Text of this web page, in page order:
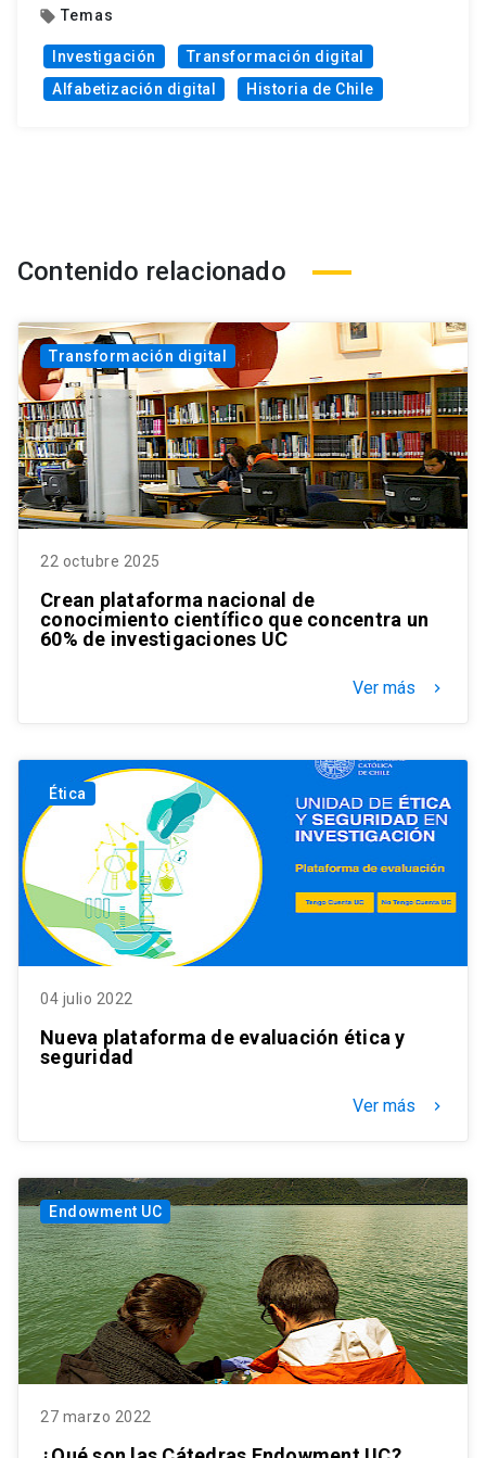
local_offer Temas
Investigación
Transformación digital
Alfabetización digital
Historia de Chile
Contenido relacionado
Transformación digital
22 octubre 2025
Crean plataforma nacional de
conocimiento científico que concentra un
60% de investigaciones UC
Ver más keyboard_arrow_right
Ética
04 julio 2022
Nueva plataforma de evaluación ética y
seguridad
Ver más keyboard_arrow_right
Endowment UC
27 marzo 2022